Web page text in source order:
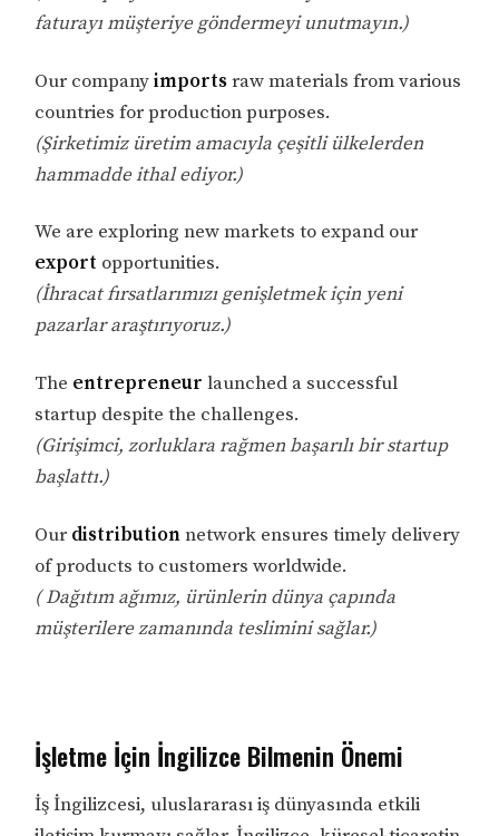
faturayı müşteriye göndermeyi unutmayın.)
Our companyimportsraw materials from various
countries for production purposes.
(Şirketimiz üretim amacıyla çeşitli ülkelerden
hammadde ithal ediyor.)
We are exploring new markets to expand our
export opportunities.
(İhracat fırsatlarımızı genişletmek için yeni
pazarlar araştırıyoruz.)
The entrepreneur launched a successful
startup despite the challenges.
(Girişimci, zorluklara rağmen başarılı bir startup
başlattı.)
Our distributionnetwork ensures timely delivery
of products to customers worldwide.
( Dağıtım ağımız, ürünlerin dünya çapında
müşterilere zamanında teslimini sağlar.)
İşletme İçin İngilizce Bilmenin Önemi
İş İngilizcesi, uluslararası iş dünyasında etkili